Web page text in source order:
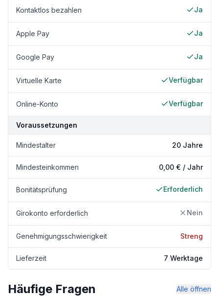
Kontaktlos bezahlen Ja
Apple Pay Ja
Google Pay Ja
Virtuelle Karte Verfügbar
Online-Konto Verfügbar
Voraussetzungen
Mindestalter 20 Jahre
Mindesteinkommen 0,00 € / Jahr
Bonitätsprüfung Erforderlich
Girokonto erforderlich Nein
Genehmigungsschwierigkeit Streng
Lieferzeit 7 Werktage
Häufige Fragen Alle öffnen